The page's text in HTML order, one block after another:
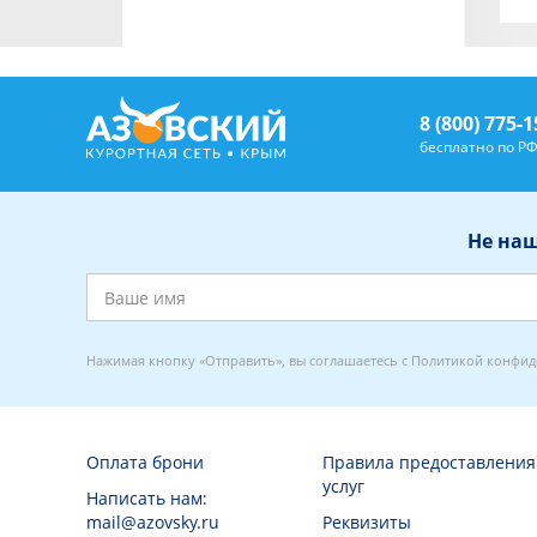
8 (800) 775-
бесплатно по РФ
Не
Нажимая кнопку «Отправить», вы соглашаетесь с Политикой
Оплата брони
Написать нам:
mail@azovsky.ru
Правила предоставления
услуг
Реквизиты